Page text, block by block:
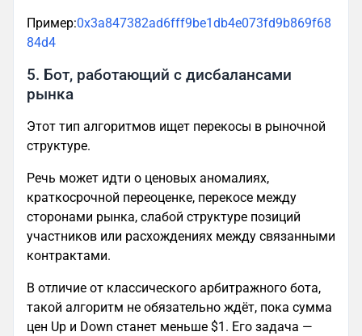
Пример:0x3a847382ad6fff9be1db4e073fd9b869f68
84d4
5. Бот, работающий с дисбалансами
рынка
Этот тип алгоритмов ищет перекосы в рыночной
структуре.
Речь может идти о ценовых аномалиях,
краткосрочной переоценке, перекосе между
сторонами рынка, слабой структуре позиций
участников или расхождениях между связанными
контрактами.
В отличие от классического арбитражного бота,
такой алгоритм не обязательно ждёт, пока сумма
цен Up и Down станет меньше $1. Его задача —